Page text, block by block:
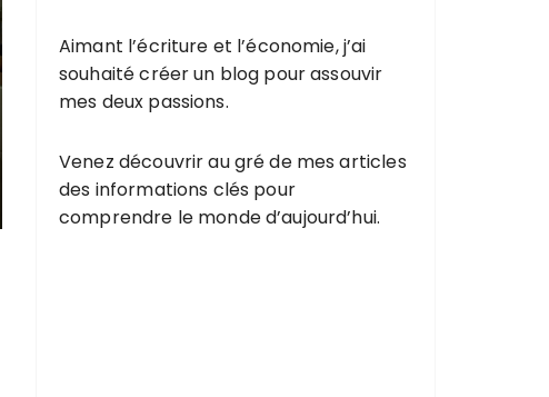
Aimant l’écriture et l’économie, j’ai
souhaité créer un blog pour assouvir
mes deux passions.
Venez découvrir au gré de mes articles
des informations clés pour
comprendre le monde d’aujourd’hui.